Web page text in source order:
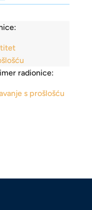
radionice:
s prošlošću